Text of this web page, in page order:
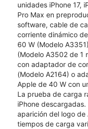
unidades iPhone 17,
Pro Max en
software, cable de
corriente dinámico
60 W (Modelo
(Modelo A3502 de 1
con adaptador de
(Modelo A2164) o
Apple de 40 W con
La prueba de carga
iPhone
aparición del logo de
tiempos de carga